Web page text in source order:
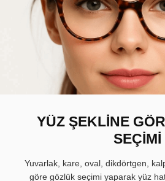
YÜZ ŞEKLİNE
SEÇİMİ
Yuvarlak, kare, oval, dikdörtgen,
göre gözlük seçimi yaparak yüz